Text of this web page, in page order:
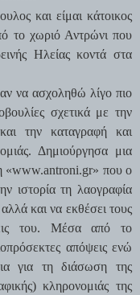
και είμαι κάτοικος
το χωριό Αντρώνι που
Ηλείας κοντά στα
να ασχοληθώ λίγο πιο
σχετικά με την
την καταγραφή και
Δημιούργησα μια
«www.antroni.gr» που ο
ιστορία τη λαογραφία
και να εκθέσει τους
του. Μέσα από το
απόψεις ενώ
για τη διάσωση της
κληρονομιάς της